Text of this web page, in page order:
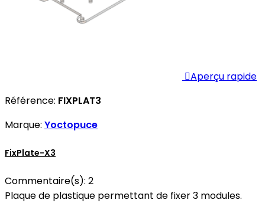
Aperçu rapide
Référence: FIXPLAT3
Marque: Yoctopuce
FixPlate-X3
Commentaire(s): 2
Plaque de plastique permettant de fixer 3 modules.